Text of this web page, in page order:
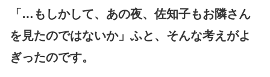
「…もしかして、あの夜、佐知子もお隣さん
を見たのではないか」ふと、そんな考えがよ
ぎったのです。